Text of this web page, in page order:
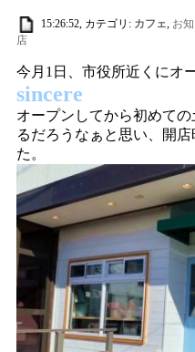
15:26:52, カテゴリ: カフェ お
店
今月1日、市役所近くにオ
sincere
オープンしてから初めて
るだろうなぁと思い、開
た。